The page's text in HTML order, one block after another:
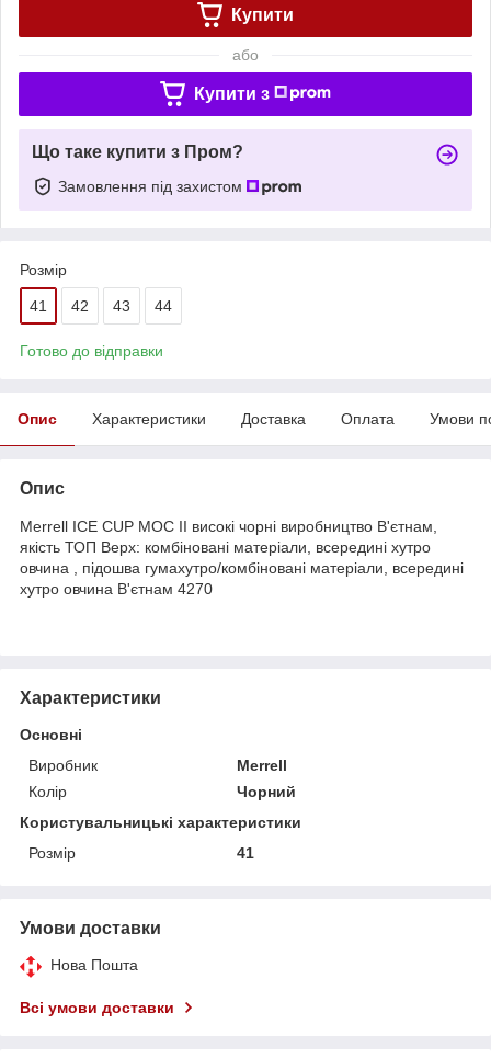
Купити
або
Купити з
Що таке купити з Пром?
Замовлення під захистом
Розмір
41 42 43 44
Готово до відправки
Опис Характеристики Доставка Оплата Умови
Опис
Merrell ICE CUP MOC II високі чорні виробництво В'єтнам,
якість ТОП Верх: комбіновані матеріали, всередині хутро
овчина , підошва гумахутро/комбіновані матеріали, всередині
хутро овчина В'єтнам 4270
Характеристики
Основні
Виробник
Merrell
Колір
Чорний
Користувальницькі характеристики
Розмір
41
Умови доставки
Нова Пошта
Всі умови доставки